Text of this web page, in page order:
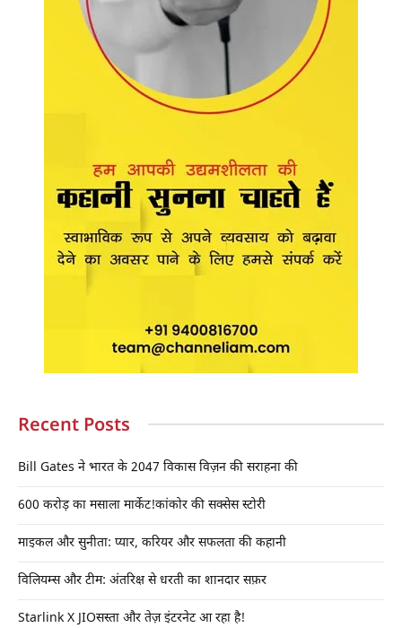
Recent Posts
Bill Gates ने भारत के 2047 विकास विज़न की सराहना की
600 करोड़ का मसाला मार्केट!कांकोर की सक्सेस स्टोरी
माइकल और सुनीता: प्यार, करियर और सफलता की कहानी
विलियम्स और टीम: अंतरिक्ष से धरती का शानदार सफ़र
Starlink X JIOसस्ता और तेज़ इंटरनेट आ रहा है!